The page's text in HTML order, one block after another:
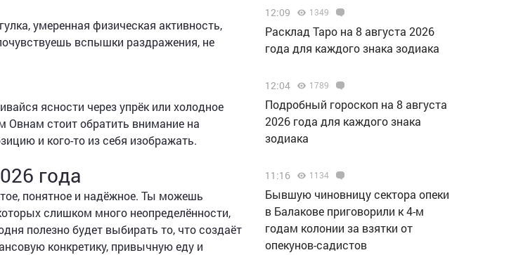
умеренная физическая активность,
вспышки раздражения, не
ясности через упрёк или холодное
Овнам стоит обратить внимание на
и кого-то из себя изображать.
года
понятное и надёжное. Ты можешь
слишком много неопределённости,
полезно будет выбирать то, что создаёт
конкретику, привычную еду и
12:09 1349
Расклад Таро на 8 августа 2026
года для каждого знака зодиака
12:04 1789
Подробный гороскоп на 8 августа
2026 года для каждого знака
зодиака
11:16 1134
Бывшую чиновницу сектора опеки
в Балакове приговорили к 4-м
годам колонии за взятки от
опекунов-садистов